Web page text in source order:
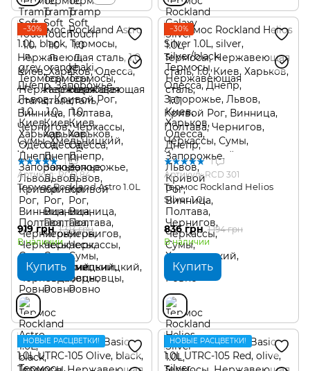
−30%
1
Артикул: RCD 84
Термос Rockland Astro 1.0L
919 грн 1 313 грн
В наличии
Купить
−30%
1
Артикул: RCD 301
Термос Rockland Helios
Silver 1.0L
836 грн 1 194 грн
В наличии
Купить
НОВЫЕ РАСЦВЕТКИ! НОВЫЕ РАСЦВЕТКИ!